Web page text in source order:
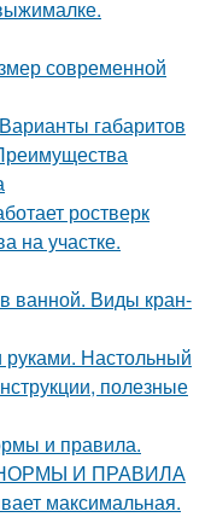
современной
габаритов
ростверк
на участке.
ванной. Виды кран-
Настольный
полезные
и правила.
И ПРАВИЛА
максимальная.